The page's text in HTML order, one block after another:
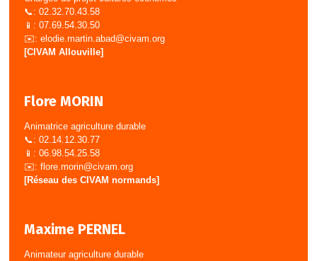
📞: 02.32.70.43.58
📱: 07.69.54.30.50
✉️: elodie.martin.abad@civam.org
[CIVAM Allouville]
Flore MORIN
Animatrice agriculture durable
📞: 02.14.12.30.77
📱: 06.98.54.25.58
✉️: flore.morin@civam.org
[Réseau des CIVAM normands]
Maxime PERNEL
Animateur agriculture durable